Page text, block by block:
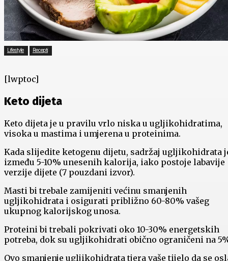
Lifestyle Recepti
[lwptoc]
Keto dijeta
Keto dijeta je u pravilu vrlo niska u ugljikohidratima,
visoka u mastima i umjerena u proteinima.
Kada slijedite ketogenu dijetu, sadržaj ugljikohidrata
između 5-10% unesenih kalorija, iako postoje labavije
verzije dijete (7 pouzdani izvor).
Masti bi trebale zamijeniti većinu smanjenih
ugljikohidrata i osigurati približno 60-80% vašeg
ukupnog kalorijskog unosa.
Proteini bi trebali pokrivati oko 10-30% energetskih
potreba, dok su ugljikohidrati obično ograničeni na
Ovo smanjenje ugljikohidrata tjera vaše tijelo da se